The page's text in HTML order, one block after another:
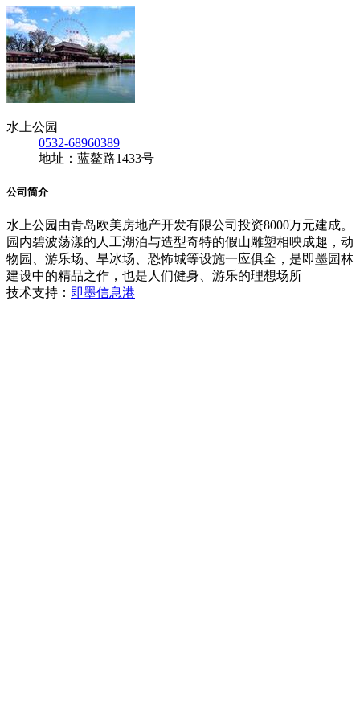
水上公园
0532-68960389
地址：蓝鳌路1433号
公司简介
水上公园由青岛欧美房地产开发有限公司投资8000万元建成。
园内碧波荡漾的人工湖泊与造型奇特的假山雕塑相映成趣，动
物园、游乐场、旱冰场、恐怖城等设施一应俱全，是即墨园林
建设中的精品之作，也是人们健身、游乐的理想场所
技术支持： 即墨信息港